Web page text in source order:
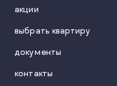
акции
выбрать квартиру
документы
контакты